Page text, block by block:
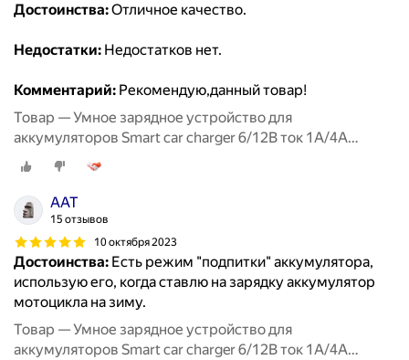
Достоинства:Отличное качество.
Недостатки: Недостатков нет.
Комментарий: Рекомендую,данный товар!
Товар — Умное зарядное устройство для
аккумуляторов Smart car charger 6/12В ток 1А/4А
RUNWAY
ААТ
15 отзывов
10 октября 2023
Достоинства: Есть режим "подпитки" аккумулятора,
использую его, когда ставлю на зарядку аккумулятор
мотоцикла на зиму.
Товар — Умное зарядное устройство для
аккумуляторов Smart car charger 6/12В ток 1А/4А